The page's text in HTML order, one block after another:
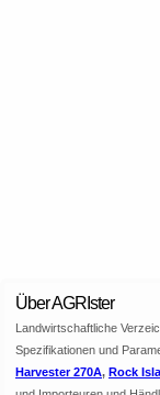
Über AGRIster
Landwirtschaftliche
Spezifikationen und
Harvester 270A, Rock